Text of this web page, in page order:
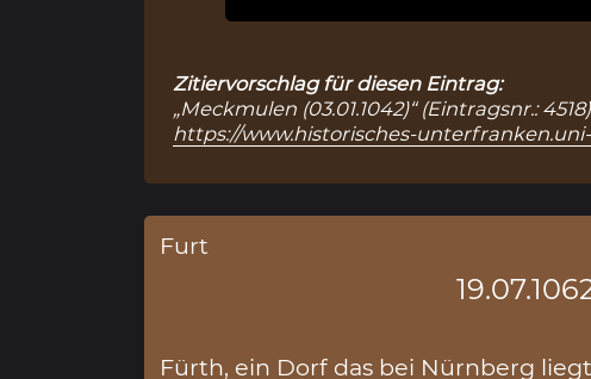
Zitiervorschlag für diesen Eintrag:
„Meckmulen (03.01.1042)“ (Eintragsnr.:
https://www.historisches-
Furt
Fürth, ein Dorf das bei Nürnberg